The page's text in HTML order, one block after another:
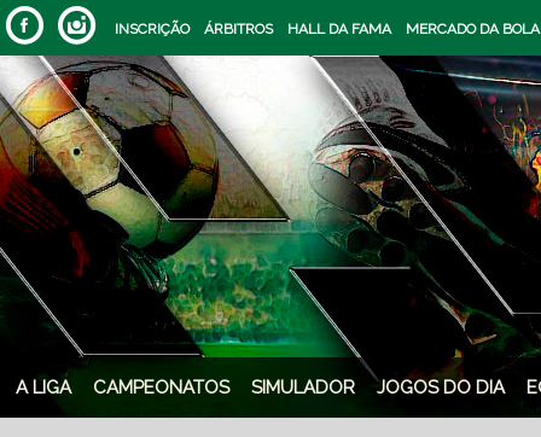
INSCRIÇÃO ÁRBITROS HALL DA FAMA MERCADO DA BOLA
A LIGA CAMPEONATOS SIMULADOR JOGOS DO DIA